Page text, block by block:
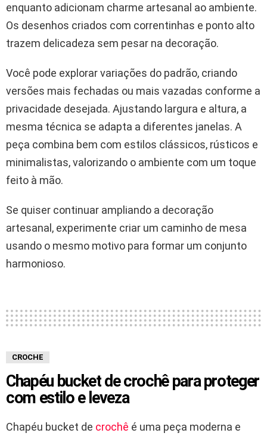
enquanto adicionam charme artesanal ao ambiente.
Os desenhos criados com correntinhas e ponto alto
trazem delicadeza sem pesar na decoração.
Você pode explorar variações do padrão, criando
versões mais fechadas ou mais vazadas conforme a
privacidade desejada. Ajustando largura e altura, a
mesma técnica se adapta a diferentes janelas. A
peça combina bem com estilos clássicos, rústicos e
minimalistas, valorizando o ambiente com um toque
feito à mão.
Se quiser continuar ampliando a decoração
artesanal, experimente criar um caminho de mesa
usando o mesmo motivo para formar um conjunto
harmonioso.
CROCHE
Chapéu bucket de crochê para proteger
com estilo e leveza
Chapéu bucket de crochê é uma peça moderna e